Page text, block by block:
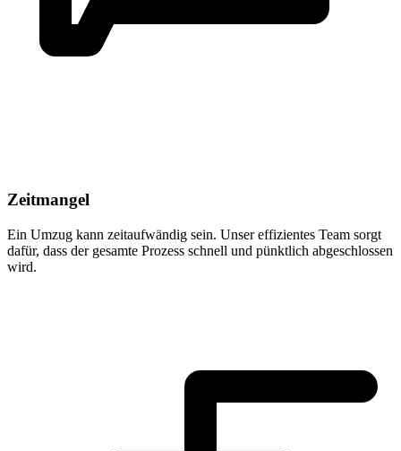
Zeitmangel
Ein Umzug kann zeitaufwändig sein. Unser effizientes Team sorgt
dafür, dass der gesamte Prozess schnell und pünktlich abgeschlossen
wird.